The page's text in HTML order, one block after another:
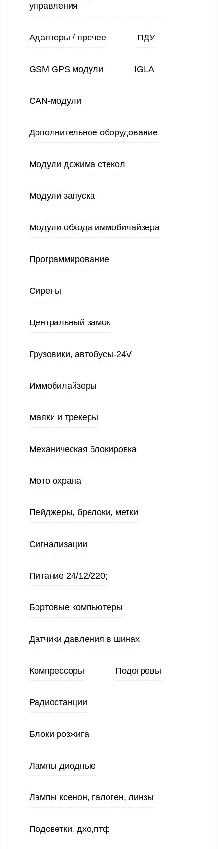
управления
Адаптеры / прочее ПДУ
GSM GPS модули IGLA
CAN-модули
Дополнительное оборудование
Модули дожима стекол
Модули запуска
Модули обхода иммобилайзера
Программирование
Сирены
Центральный замок
Грузовики, автобусы-24V
Иммобилайзеры
Маяки и трекеры
Механическая блокировка
Мото охрана
Пейджеры, брелоки, метки
Сигнализации
Питание 24/12/220;
Бортовые компьютеры
Датчики давления в шинах
Компрессоры Подогревы
Радиостанции
Блоки розжига
Лампы диодные
Лампы ксенон, галоген, линзы
Подсветки, дхо,птф